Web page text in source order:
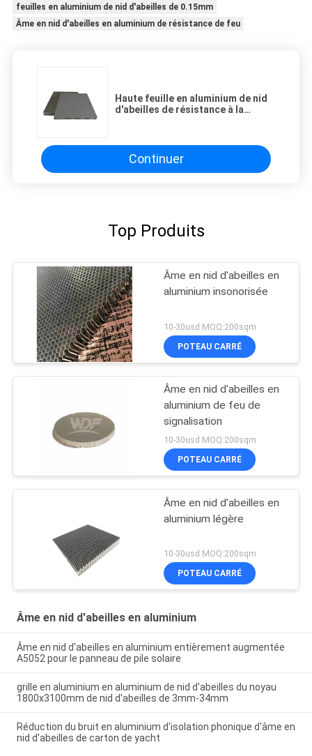
feuilles en aluminium de nid d'abeilles de 0.15mm
Âme en nid d'abeilles en aluminium de résistance de feu
Haute feuille en aluminium de nid
d'abeilles de résistance à la
Continuer
Top Produits
Âme en nid d'abeilles en
aluminium insonorisée
10-30usd MOQ:200sqm
POTEAU CARRÉ
Âme en nid d'abeilles en
aluminium de feu de
signalisation
10-30usd MOQ:200sqm
POTEAU CARRÉ
Âme en nid d'abeilles en
aluminium légère
10-30usd MOQ:200sqm
POTEAU CARRÉ
Âme en nid d'abeilles en aluminium
Âme en nid d'abeilles en aluminium entièrement augmentée
A5052 pour le panneau de pile solaire
grille en aluminium en aluminium de nid d'abeilles du noyau
1800x3100mm de nid d'abeilles de 3mm-34mm
Réduction du bruit en aluminium d'isolation phonique d'âme en
nid d'abeilles de carton de yacht